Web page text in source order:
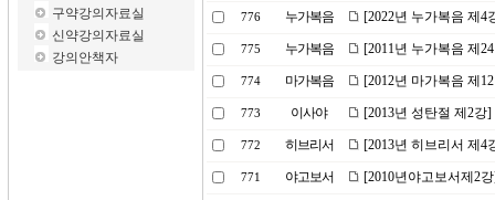
구약강의자료실
신약강의자료실
강의안책자
776 누가복음 [2022년 누가복음 제4
775 누가복음 [2011년 누가복음 제
774 마가복음 [2012년 마가복음 제
773 이사야 [2013년 성탄절 제2강
772 히브리서 [2013년 히브리서 제4
771 야고보서 [2010년야고보서제2